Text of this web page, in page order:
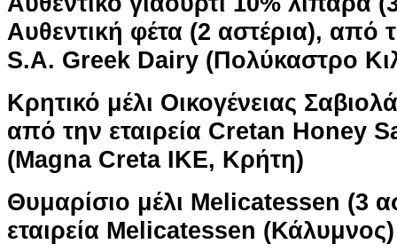
Αυθεντική φέτα (2 αστέρια), από
S.A. Greek Dairy (Πολύκαστρο
Κρητικό μέλι Οικογένειας
από την εταιρεία Cretan Honey
(Magna Creta IKE, Κρήτη)
Θυμαρίσιο μέλι Melicatessen (3
εταιρεία Melicatessen (Κάλυμνος)